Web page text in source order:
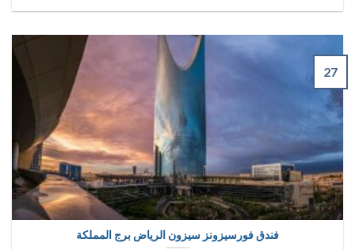
فندق فورسيزونز سيزون الرياض برج المملكة
27